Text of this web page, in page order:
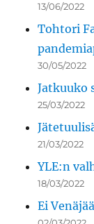
13/06/2022
Tohtori
30/05/2022
Jatkuuko
25/03/2022
21/03/2022
YLE:n
18/03/2022
Ei